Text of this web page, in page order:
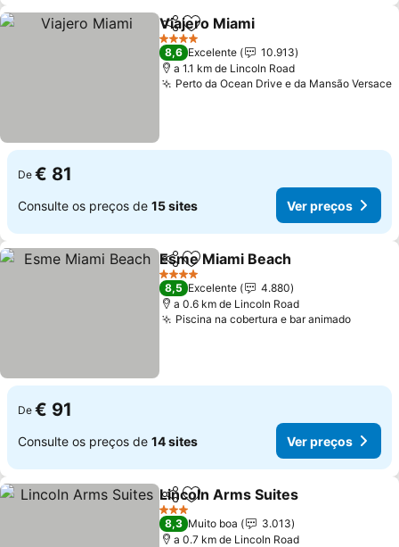
PartilharAdicionar aos favoritos
Viajero Miami
4 Estrelas
8,6 Excelente
10.913
a 1.1 km de Lincoln Road
Perto da Ocean Drive e da Mansão Versace
De € 81
Consulte os preços de 15 sites Ver preços
PartilharAdicionar aos favoritos
Esme Miami Beach
4 Estrelas
8,5 Excelente
4.880
a 0.6 km de Lincoln Road
Piscina na cobertura e bar animado
De € 91
Consulte os preços de 14 sites Ver preços
PartilharAdicionar aos favoritos
Lincoln Arms Suites
3 Estrelas
8,3 Muito boa
3.013
a 0.7 km de Lincoln Road